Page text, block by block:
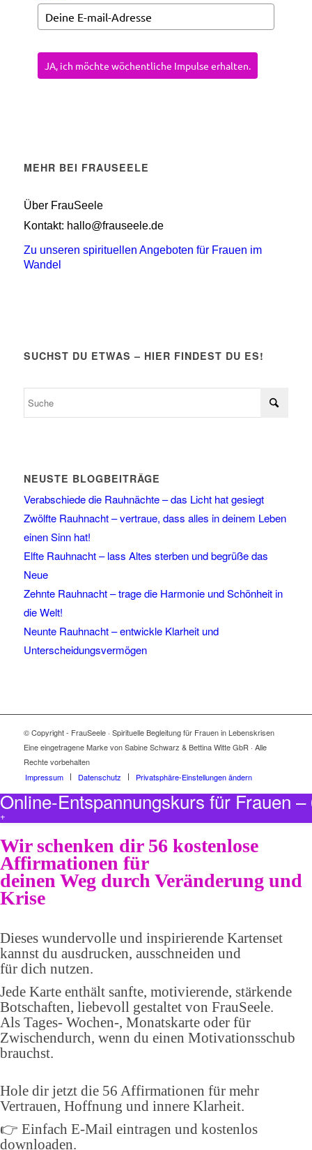
JA, ich möchte wöchentliche Impulse erhalten.
MEHR BEI FRAUSEELE
Über FrauSeele
Kontakt: hallo@frauseele.de
Zu unseren spirituellen Angeboten für Frauen im
Wandel
SUCHST DU ETWAS – HIER FINDEST DU ES!
NEUSTE BLOGBEITRÄGE
Verabschiede die Rauhnächte – das Licht hat gesiegt
Zwölfte Rauhnacht – vertraue, dass alles in deinem Leben
einen Sinn hat!
Elfte Rauhnacht – lass Altes sterben und begrüße das
Neue
Zehnte Rauhnacht – trage die Harmonie und Schönheit in
die Welt!
Neunte Rauhnacht – entwickle Klarheit und
Unterscheidungsvermögen
© Copyright - FrauSeele · Spirituelle Begleitung für Frauen in Lebenskrisen
Eine eingetragene Marke von Sabine Schwarz & Bettina Witte GbR · Alle
Rechte vorbehalten
Impressum
Datenschutz Privatsphäre-Einstellungen ändern
Online-Entspannungskurs für Frauen
+
Wir schenken dir 56 kostenlose
Affirmationen für
deinen Weg durch Veränderung und
Krise
Dieses wundervolle und inspirierende Kartenset
kannst du ausdrucken, ausschneiden und
für dich nutzen.
Jede Karte enthält sanfte, motivierende, stärkende
Botschaften, liebevoll gestaltet von FrauSeele.
Als Tages- Wochen-, Monatskarte oder für
Zwischendurch, wenn du einen Motivationsschub
brauchst.
Hole dir jetzt die 56 Affirmationen für mehr
Vertrauen, Hoffnung und innere Klarheit.
👉 Einfach E-Mail eintragen und kostenlos
downloaden.